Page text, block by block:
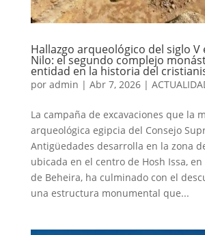
Hallazgo arqueológico del siglo V
Nilo: el segundo complejo
entidad en la historia del
por admin | Abr 7, 2026|
La campaña de excavaciones que la
arqueológica egipcia del Consejo
Antigüedades desarrolla en la zona
ubicada en el centro de Hosh Issa,
de Beheira, ha culminado con el
una estructura monumental que...